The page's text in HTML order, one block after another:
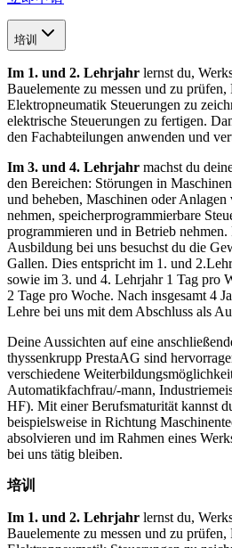
培训
Im 1. und 2. Lehrjahr lernst du,
Bauelemente zu messen und zu prüfen,
Elektropneumatik Steuerungen zu
elektrische Steuerungen zu fertigen.
den Fachabteilungen anwenden und
Im 3. und 4. Lehrjahr machst du
den Bereichen: Störungen in
und beheben, Maschinen oder
nehmen, speicherprogrammierbare
programmieren und in Betrieb nehmen.
Ausbildung bei uns besuchst du die
Gallen. Dies entspricht im 1. und
sowie im 3. und 4. Lehrjahr 1 Tag pro
2 Tage pro Woche. Nach insgesamt 4
Lehre bei uns mit dem Abschluss als
Deine Aussichten auf eine
thyssenkrupp PrestaAG sind
verschiedene
Automatikfachfrau/-mann,
HF). Mit einer Berufsmaturität kannst
beispielsweise in Richtung
absolvieren und im Rahmen eines
bei uns tätig bleiben.
培训
Im 1. und 2. Lehrjahr lernst du,
Bauelemente zu messen und zu prüfen,